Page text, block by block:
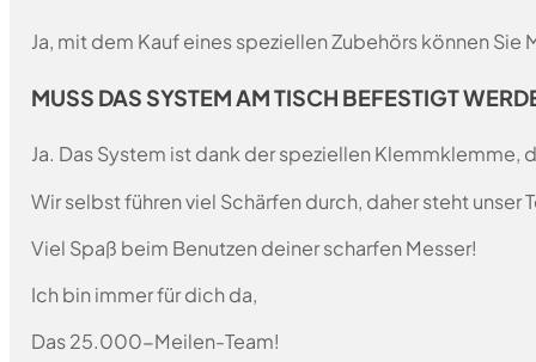
Ja, mit dem Kauf eines speziellen Zubehörs können Sie
MUSS DAS SYSTEM AM TISCH BEFESTIGT
Ja. Das System ist dank der speziellen
Wir selbst führen viel Schärfen durch, daher steht
Viel Spaß beim Benutzen deiner scharfen Messer!
Ich bin immer für dich da,
Das 25.000-Meilen-Team!